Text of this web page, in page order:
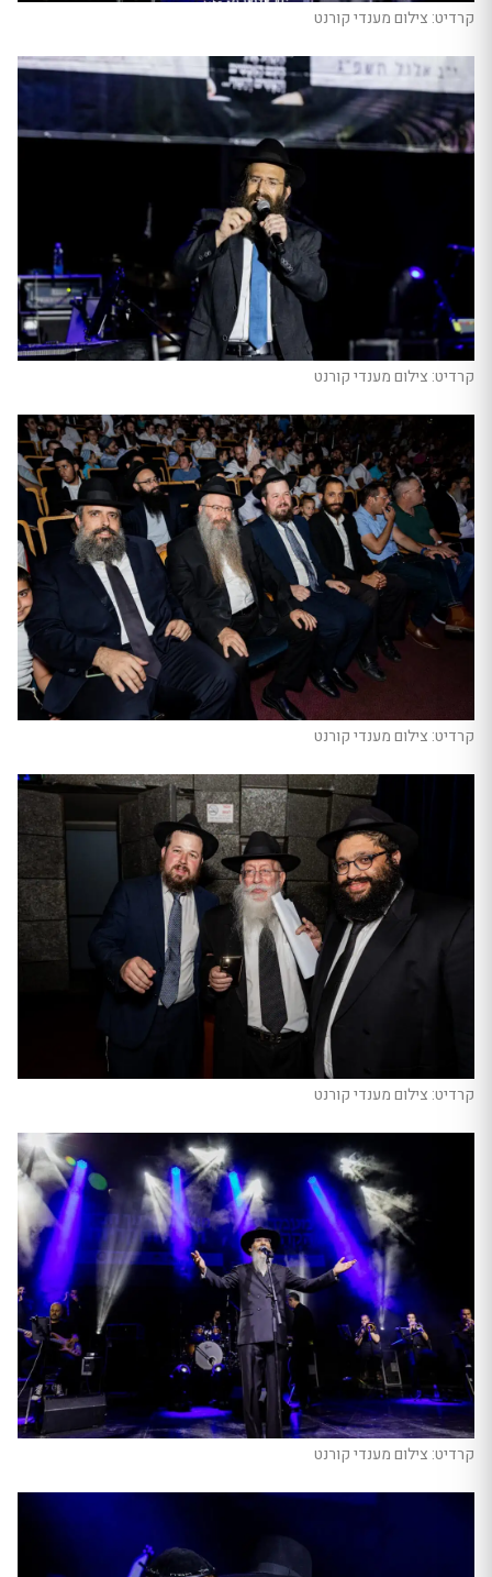
קרדיט: צילום מענדי קורנט
קרדיט: צילום מענדי קורנט
קרדיט: צילום מענדי קורנט
קרדיט: צילום מענדי קורנט
קרדיט: צילום מענדי קורנט